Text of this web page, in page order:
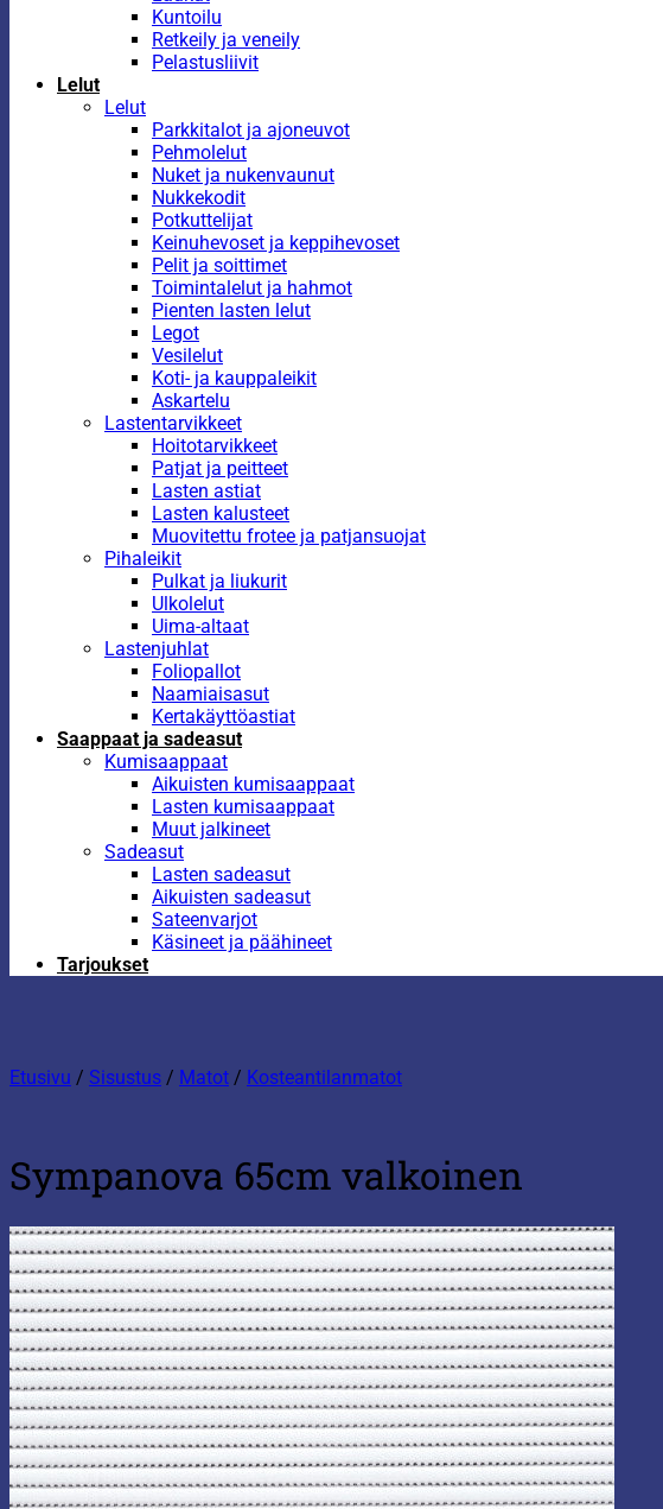
Kuntoilu
Retkeily ja veneily
Pelastusliivit
Lelut
Lelut
Parkkitalot ja ajoneuvot
Pehmolelut
Nuket ja nukenvaunut
Nukkekodit
Potkuttelijat
Keinuhevoset ja keppihevoset
Pelit ja soittimet
Toimintalelut ja hahmot
Pienten lasten lelut
Legot
Vesilelut
Koti- ja kauppaleikit
Askartelu
Lastentarvikkeet
Hoitotarvikkeet
Patjat ja peitteet
Lasten astiat
Lasten kalusteet
Muovitettu frotee ja patjansuojat
Pihaleikit
Pulkat ja liukurit
Ulkolelut
Uima-altaat
Lastenjuhlat
Foliopallot
Naamiaisasut
Kertakäyttöastiat
Saappaat ja sadeasut
Kumisaappaat
Aikuisten kumisaappaat
Lasten kumisaappaat
Muut jalkineet
Sadeasut
Lasten sadeasut
Aikuisten sadeasut
Sateenvarjot
Käsineet ja päähineet
Tarjoukset
Etusivu / Sisustus / Matot / Kosteantilanmatot
Sympanova 65cm valkoinen